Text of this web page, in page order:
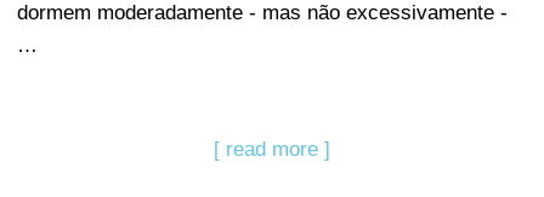
dormem moderadamente - mas não excessivamente -
…
[ read more ]